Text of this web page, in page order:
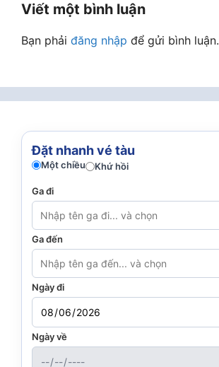
Viết một bình luận
Bạn phải đăng nhập để gửi bình luận.
Đặt nhanh vé tàu
Một chiều Khứ hồi
Ga đi
Ga đến
Ngày đi
Ngày về